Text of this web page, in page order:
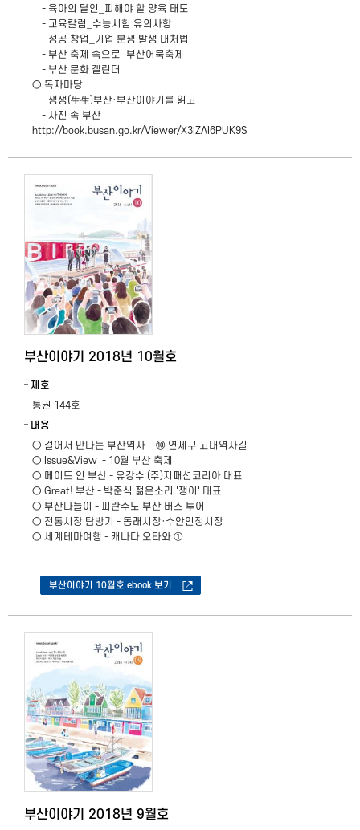
- 육아의 달인_피해야 할 양육 태도
- 교육칼럼_수능시험 유의사항
- 성공 창업_기업 분쟁 발생 대처법
- 부산 축제 속으로_부산어묵축제
- 부산 문화 캘린더
○ 독자마당
- 생생(生生)부산·부산이야기를 읽고
- 사진 속 부산
http://book.busan.go.kr/Viewer/X3IZAI6PUK9S
부산이야기 2018년 10월호
제호
통권 144호
내용
○ 걸어서 만나는 부산역사 _ ⑩ 연제구 고대역사길
○ Issue&View - 10월 부산 축제
​○ 메이드 인 부산 - 유강수 (주)지패션코리아 대표
○ Great! 부산 - 박준식 젊은소리 '쟁이' 대표
○ 부산나들이 - 피란수도 부산 버스 투어
○ 전통시장 탐방기 - 동래시장·수안인정시장
○ 세계테마여행 - 캐나다 오타와 ①
부산이야기 10월호 ebook 보기
부산이야기 2018년 9월호